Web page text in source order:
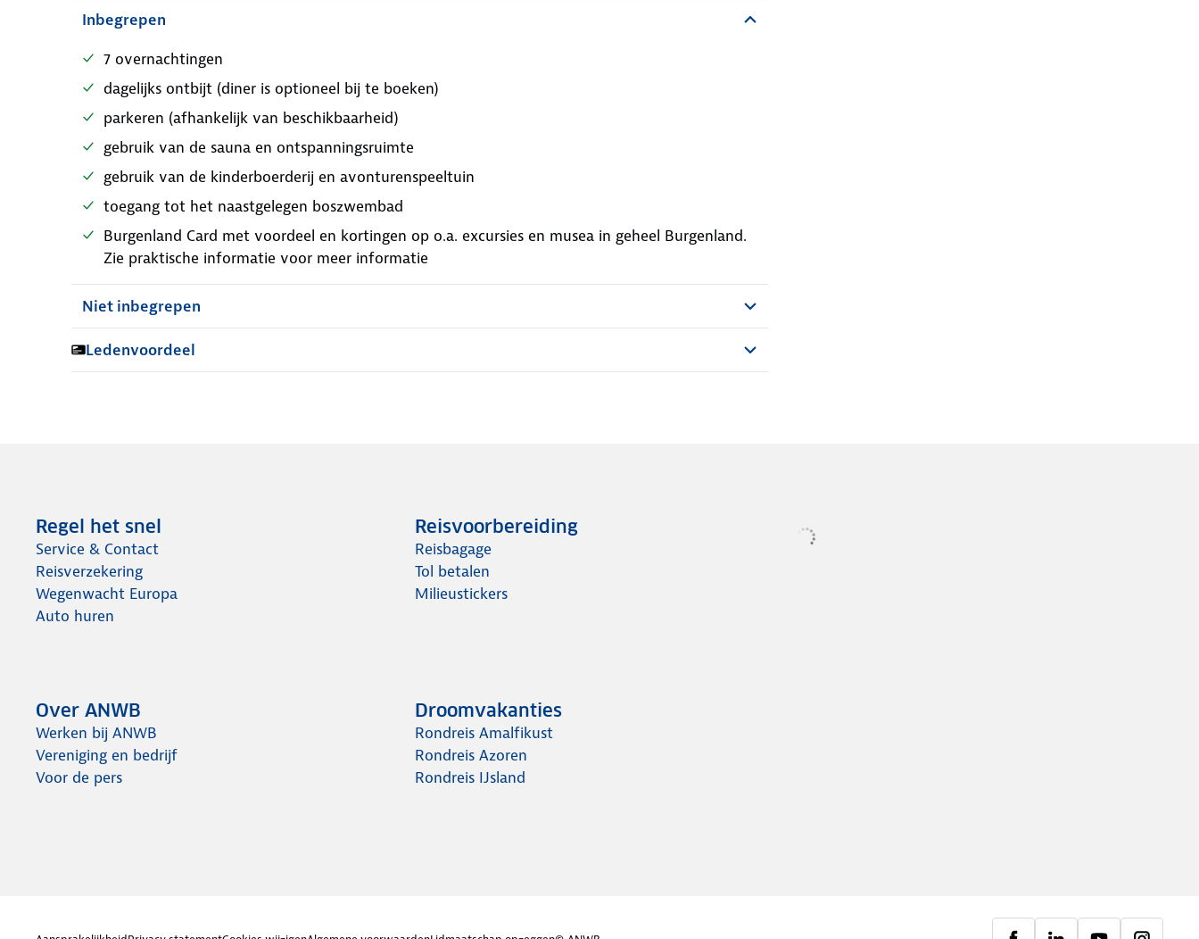
Inbegrepen
7 overnachtingen
dagelijks ontbijt (diner is optioneel bij te boeken)
parkeren (afhankelijk van beschikbaarheid)
gebruik van de sauna en ontspanningsruimte
gebruik van de kinderboerderij en avonturenspeeltuin
toegang tot het naastgelegen boszwembad
Burgenland Card met voordeel en kortingen op o.a. excursies en musea in geheel Burgenland.
Zie praktische informatie voor meer informatie
Niet inbegrepen
Ledenvoordeel
Regel het snel
Service & Contact
Reisverzekering
Wegenwacht Europa
Auto huren
Reisvoorbereiding
Reisbagage
Tol betalen
Milieustickers
Over ANWB
Werken bij ANWB
Vereniging en bedrijf
Voor de pers
Droomvakanties
Rondreis Amalfikust
Rondreis Azoren
Rondreis IJsland